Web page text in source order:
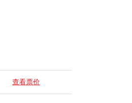
查看票价